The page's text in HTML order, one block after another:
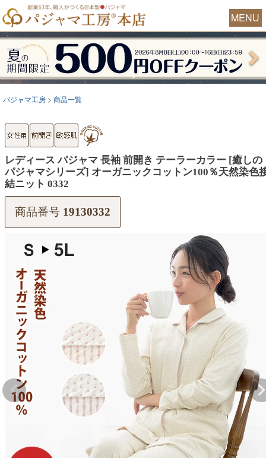
MENU
パジャマ工房 商品一覧
レディース パジャマ 長袖 前開き テーラーカラー [癒しの
パジャマシリーズ] オーガニックコットン100％天然染色
結ニット 0332
商品番号 19130332